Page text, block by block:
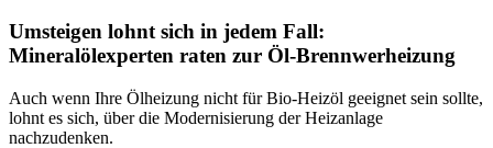
Umsteigen lohnt sich in jedem Fall:
Mineralölexperten raten zur Öl-Brennwerheizung
Auch wenn Ihre Ölheizung nicht für Bio-Heizöl geeignet sein sollte,
lohnt es sich, über die Modernisierung der Heizanlage
nachzudenken.